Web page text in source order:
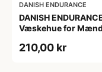
DANISH ENDURANCE
DANISH
Væskehue for
Polyester
210,00 kr